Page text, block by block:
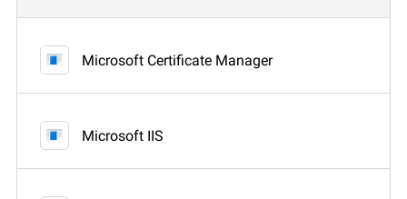
Microsoft Certificate Manager
Microsoft IIS